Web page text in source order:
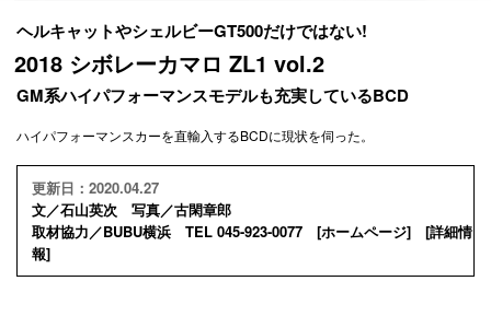
ヘルキャットやシェルビーGT500だけではない!
2018 シボレーカマロ ZL1 vol.2
GM系ハイパフォーマンスモデルも充実しているBCD
ハイパフォーマンスカーを直輸入するBCDに現状を伺った。
更新日：2020.04.27
文／石山英次 写真／古閑章郎
取材協力／BUBU横浜 TEL 045-923-0077 [ホームページ] [詳細情
報]